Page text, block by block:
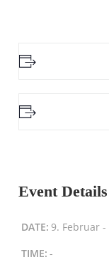
Event Details
DATE: 9. Februar -
TIME: -